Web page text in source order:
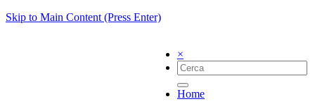
Skip to Main Content (Press Enter)
×
Home